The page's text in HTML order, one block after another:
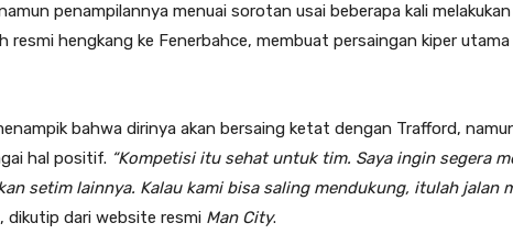
penampilannya menuai sorotan usai beberapa kali melakukan
resmi hengkang ke Fenerbahce, membuat persaingan kiper
bahwa dirinya akan bersaing ketat dengan Trafford,
hal positif. “Kompetisi itu sehat untuk tim. Saya ingin segera
setim lainnya. Kalau kami bisa saling mendukung, itulah jalan
dikutip dari website resmi Man City.